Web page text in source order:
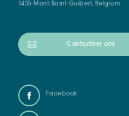
1435 Mont-Saint-Guibert, Belgium
Contacteer ons
Facebook